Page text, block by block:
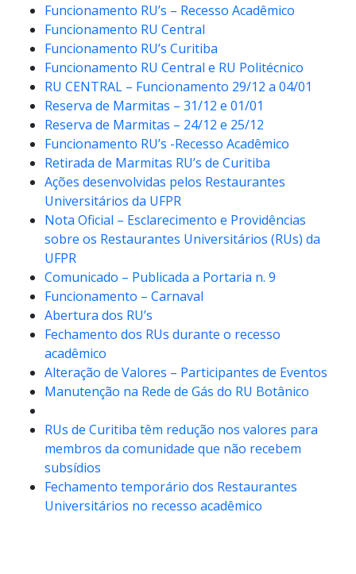
Funcionamento RU’s – Recesso Acadêmico
Funcionamento RU Central
Funcionamento RU’s Curitiba
Funcionamento RU Central e RU Politécnico
RU CENTRAL – Funcionamento 29/12 a 04/01
Reserva de Marmitas – 31/12 e 01/01
Reserva de Marmitas – 24/12 e 25/12
Funcionamento RU’s -Recesso Acadêmico
Retirada de Marmitas RU’s de Curitiba
Ações desenvolvidas pelos Restaurantes
Universitários da UFPR
Nota Oficial – Esclarecimento e Providências
sobre os Restaurantes Universitários (RUs) da
UFPR
Comunicado – Publicada a Portaria n. 9
Funcionamento – Carnaval
Abertura dos RU’s
Fechamento dos RUs durante o recesso
acadêmico
Alteração de Valores – Participantes de Eventos
Manutenção na Rede de Gás do RU Botânico
RUs de Curitiba têm redução nos valores para
membros da comunidade que não recebem
subsídios
Fechamento temporário dos Restaurantes
Universitários no recesso acadêmico